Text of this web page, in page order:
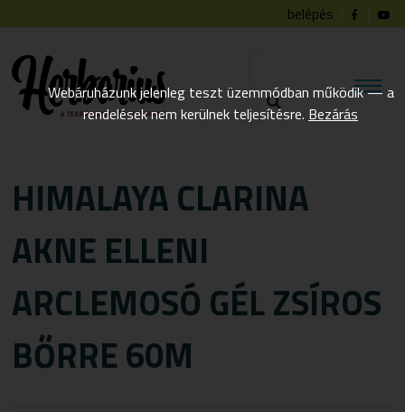
belépés
HIMALAYA CLARINA
AKNE ELLENI
ARCLEMOSÓ GÉL ZSÍROS
BŐRRE 60M
Webáruházunk jelenleg teszt üzemmódban működik — a
rendelések nem kerülnek teljesítésre. Bezárás